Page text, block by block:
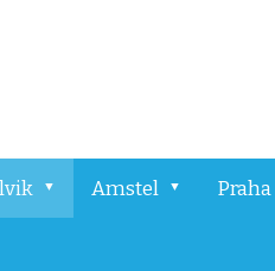
Amstel Praha